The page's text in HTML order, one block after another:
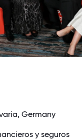
Germany
y seguros